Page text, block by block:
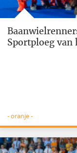
Sportploeg van
- oranje -